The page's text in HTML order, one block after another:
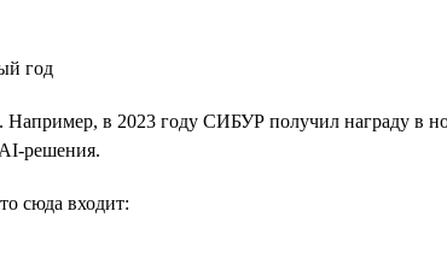
год
Например, в 2023 году СИБУР получил награду
решения.
сюда входит: